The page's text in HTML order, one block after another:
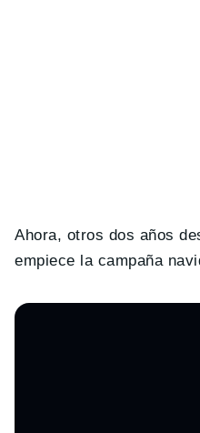
Ahora, otros dos años
empiece la campaña